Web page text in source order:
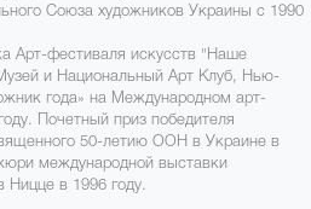
Союза художников Украины с 1990
Арт-фестиваля искусств "Наше
и Национальный Арт Клуб, Нью-
года» на Международном арт-
Почетный приз победителя
50-летию ООН в Украине в
международной выставки
Ницце в 1996 году.